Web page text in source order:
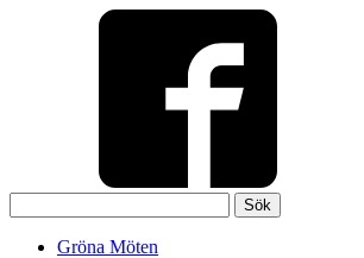
efter:
Gröna Möten